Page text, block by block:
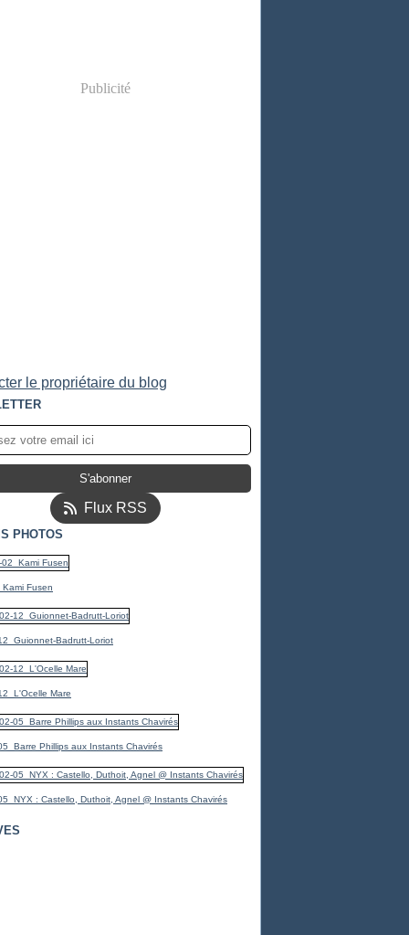
Publicité
le propriétaire du blog
Flux RSS
PHOTOS
Fusen
Badrutt-Loriot
Mare
Phillips aux Instants Chavirés
: Castello, Duthoit, Agnel @ Instants Chavirés